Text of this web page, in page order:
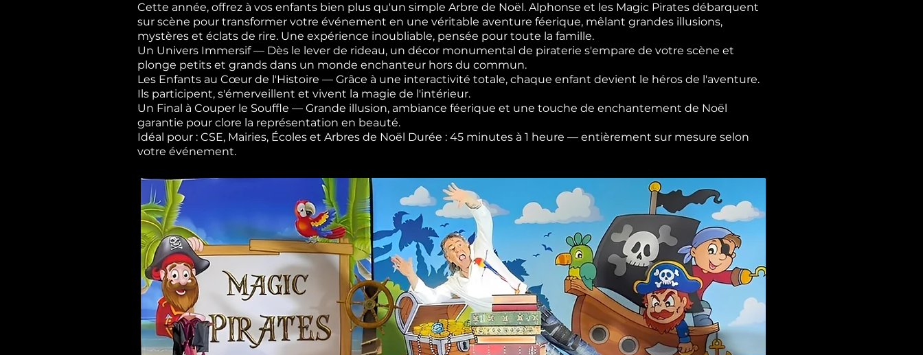
Cette année, offrez à vos enfants bien plus qu'un simple Arbre de Noël. Alphonse et les Magic Pirates débarquent
sur scène pour transformer votre événement en une véritable aventure féerique, mêlant grandes illusions,
mystères et éclats de rire. Une expérience inoubliable, pensée pour toute la famille.
Un Univers Immersif — Dès le lever de rideau, un décor monumental de piraterie s'empare de votre scène et
plonge petits et grands dans un monde enchanteur hors du commun.
Les Enfants au Cœur de l'Histoire — Grâce à une interactivité totale, chaque enfant devient le héros de l'aventure.
Ils participent, s'émerveillent et vivent la magie de l'intérieur.
Un Final à Couper le Souffle — Grande illusion, ambiance féerique et une touche de enchantement de Noël
garantie pour clore la représentation en beauté.
Idéal pour : CSE, Mairies, Écoles et Arbres de Noël Durée : 45 minutes à 1 heure — entièrement sur mesure selon
votre événement.